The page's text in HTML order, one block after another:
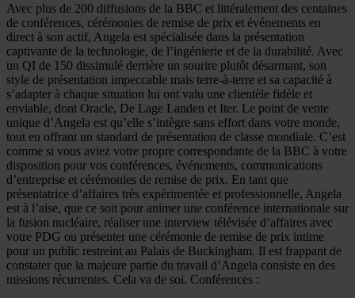
Avec plus de 200 diffusions de la BBC et littéralement des centaines
de conférences, cérémonies de remise de prix et événements en
direct à son actif, Angela est spécialisée dans la présentation
captivante de la technologie, de l’ingénierie et de la durabilité. Avec
un QI de 150 dissimulé derrière un sourire plutôt désarmant, son
style de présentation impeccable mais terre-à-terre et sa capacité à
s’adapter à chaque situation lui ont valu une clientèle fidèle et
enviable, dont Oracle, De Lage Landen et Iter. Le point de vente
unique d’Angela est qu’elle s’intègre sans effort dans votre monde,
tout en offrant un standard de présentation de classe mondiale. C’est
comme si vous aviez votre propre correspondante de la BBC à votre
disposition pour vos conférences, événements, communications
d’entreprise et cérémonies de remise de prix. En tant que
présentatrice d’affaires très expérimentée et professionnelle, Angela
est à l’aise, que ce soit pour animer une conférence internationale sur
la fusion nucléaire, réaliser une interview télévisée d’affaires avec
votre PDG ou présenter une cérémonie de remise de prix intime
pour un public restreint au Palais de Buckingham. Il est frappant de
constater que la majeure partie du travail d’Angela consiste en des
missions récurrentes. Cela va de soi. Conférences :